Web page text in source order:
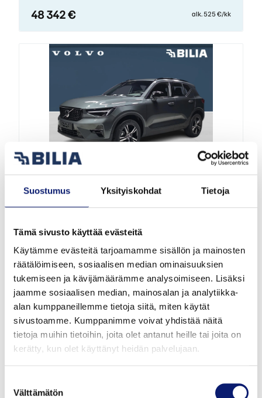
Suostumus Yksityiskohdat Tietoja
Tämä sivusto käyttää evästeitä
Käytämme evästeitä tarjoamamme sisällön ja mainosten
räätälöimiseen, sosiaalisen median ominaisuuksien
tukemiseen ja kävijämäärämme analysoimiseen. Lisäksi
jaamme sosiaalisen median, mainosalan ja analytiikka-
alan kumppaneillemme tietoja siitä, miten käytät
sivustoamme. Kumppanimme voivat yhdistää näitä
tietoja muihin tietoihin, joita olet antanut heille tai joita on
kerätty, kun olet käyttänyt heidän palvelujaan.
valinta
Välttämätön
48 342 € alk. 525 €/kk
Uusi auto
VOLVO XC40
B3 MHEV PLUS
50 417 € alk. 546 €/kk